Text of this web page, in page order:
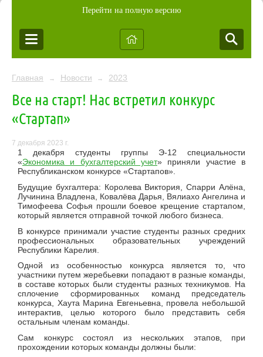
Перейти на полную версию
Главная → Новости → 2023
Все на старт! Нас встретил конкурс
«Стартап»
7 декабря 2023 г.
1 декабря студенты группы Э-12 специальности
«Экономика и бухгалтерский учет» приняли участие в
Республиканском конкурсе «Стартапов».
Будущие бухгалтера: Королева Виктория, Спарри Алёна,
Лучинина Владлена, Ковалёва Дарья, Вялиахо Ангелина и
Тимофеева Софья прошли боевое крещение стартапом,
который является отправной точкой любого бизнеса.
В конкурсе принимали участие студенты разных средних
профессиональных образовательных учреждений
Республики Карелия.
Одной из особенностью конкурса является то, что
участники путем жеребьевки попадают в разные команды,
в составе которых были студенты разных техникумов. На
сплочение сформированных команд председатель
конкурса, Хаута Марина Евгеньевна, провела небольшой
интерактив, целью которого было представить себя
остальным членам команды.
Сам конкурс состоял из нескольких этапов, при
прохождении которых команды должны были: